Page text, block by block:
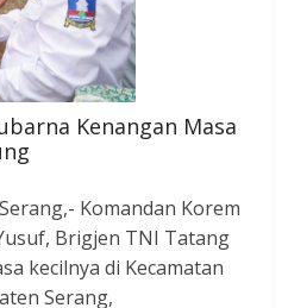
Kenangan Masa
Komandan Korem
Brigjen TNI Tatang
kecilnya di Kecamatan
Serang,